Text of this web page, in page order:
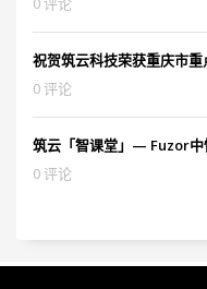
祝贺筑云科技荣获重庆市重
0 评论
筑云「智课堂」— Fuzor中
0 评论